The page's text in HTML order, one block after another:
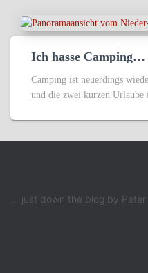
Ich hasse Camping…
Camping ist neuerdings
und die zwei kurzen Urlaube
... just down the blog by Peter